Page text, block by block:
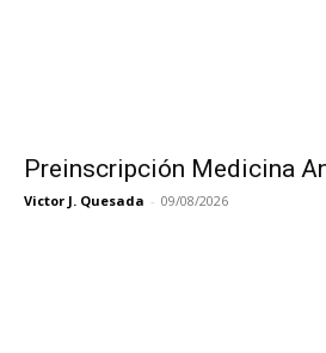
Preinscripción Medicina
Victor J. Quesada - 09/08/2026